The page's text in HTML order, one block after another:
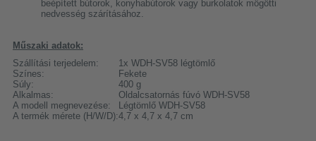
beépített bútorok, konyhabútorok vagy burkolatok mögötti
nedvesség szárításához.
Műszaki adatok:
Szállítási terjedelem:
1x WDH-SV58 légtömlő
Színes:
Fekete
Súly:
400 g
Alkalmas:
Oldalcsatornás fúvó WDH-SV58
A modell megnevezése:
Légtömlő WDH-SV58
A termék mérete (H/W/D):4,7 x 4,7 x 4,7 cm